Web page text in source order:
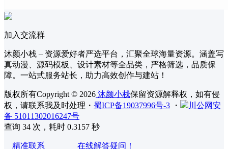
加入交流群
沐颜小栈 – 资源爱好者严选平台，汇聚全球海量资源。涵盖写
真动漫、源码模板、设计素材等全品类，严格筛选，品质保
障。一站式服务站长，助力高效创作与建站！
版权所有Copyright © 2026 沐颜小栈保留资源解释权，如有侵
权，请联系我及时处理 ・ 蜀ICP备19037996号-3 ・
川公网安
备 51011302016247号
查询 34 次，耗时 0.3157 秒
精准联系 在线解答疑问！